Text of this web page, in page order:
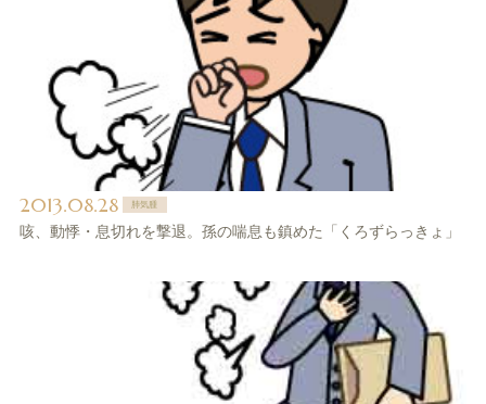
2013.08.28 肺気腫
咳、動悸・息切れを撃退。孫の喘息も鎮めた「くろずらっきょ」